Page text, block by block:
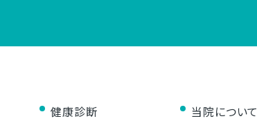
健康診断
当院について